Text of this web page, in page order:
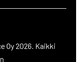
Oy 2026. Kaikki